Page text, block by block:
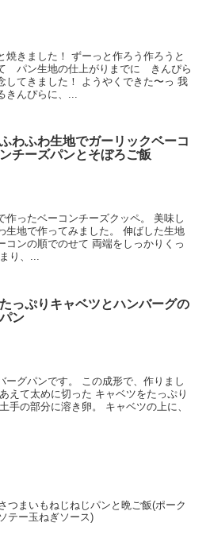
きました！ ずーっと作ろう作ろうと
パン生地の仕上がりまでに きんぴら
てきました！ ようやくできた〜っ 我
んぴらに、...
ふわふわ生地でガーリックベーコ
ンチーズパンとそぼろご飯
作ったベーコンチーズクッペ。 美味し
生地で作ってみました。 伸ばした生地
ンの順でのせて 両端をしっかりくっ
り、...
たっぷりキャベツとハンバーグの
パン
ーグパンです。 この成形で、作りまし
えて太めに切った キャベツをたっぷり
手の部分に溶き卵。 キャベツの上に、
つまいもねじねじパンと晩ご飯(ポーク
ソテー玉ねぎソース)